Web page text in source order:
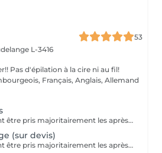
53
L-3416
fil!
Français, Anglais, Allemand
Les rendez-vous devront être pris majoritairement les après-midis. Les rendez-vous se feront donc par appel téléphonique ou sms Merci
(sur devis)
Les rendez-vous devront être pris majoritairement les après-midis. Les rendez-vous se feront donc par appel téléphonique ou sms Merci